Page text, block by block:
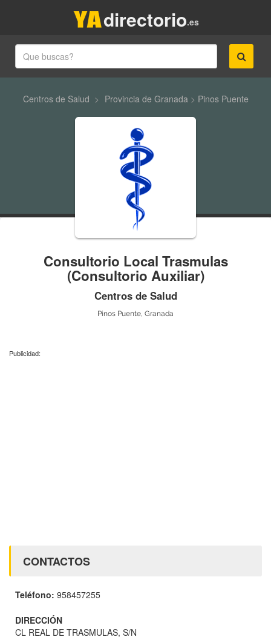
.es
directorio
Centros de Salud > Provincia de Granada> Pinos Puente
Consultorio Local Trasmulas
(Consultorio Auxiliar)
Centros de Salud
Pinos Puente, Granada
Publicidad:
CONTACTOS
Teléfono: 958457255
DIRECCIÓN
CL REAL DE TRASMULAS, S/N